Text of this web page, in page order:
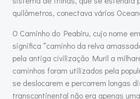
quilômetros, conectava vários
O Caminho do Peabiru, cujo nome
significa “caminho da relva
pela antiga civilização Muril a
caminhos foram utilizados pela
se deslocarem e percorrem longas
transcontinental não era apenas